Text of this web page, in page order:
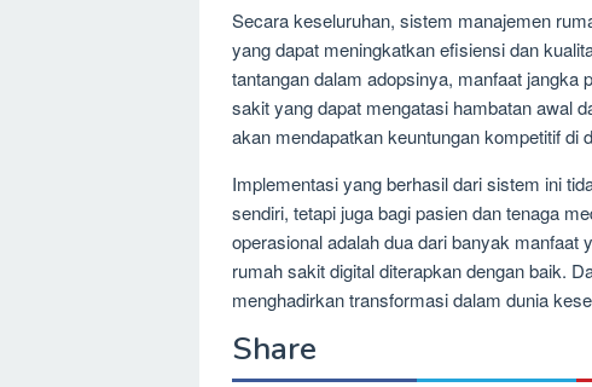
Secara keseluruhan, sistem manajemen
yang dapat meningkatkan efisiensi dan
tantangan dalam adopsinya, manfaat
sakit yang dapat mengatasi hambatan awal
akan mendapatkan keuntungan kompetitif di
Implementasi yang berhasil dari sistem ini
sendiri, tetapi juga bagi pasien dan tenaga
operasional adalah dua dari banyak
rumah sakit digital diterapkan dengan baik.
menghadirkan transformasi dalam dunia
Share